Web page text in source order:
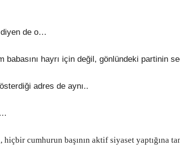
diyen de o…
babasını hayrı için değil, gönlündeki partinin
adres de aynı..
cumhurun başının aktif siyaset yaptığına